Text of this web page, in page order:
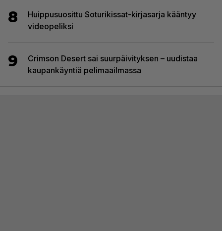
8
Huippusuosittu Soturikissat-kirjasarja kääntyy
videopeliksi
9
Crimson Desert sai suurpäivityksen – uudistaa
kaupankäyntiä pelimaailmassa